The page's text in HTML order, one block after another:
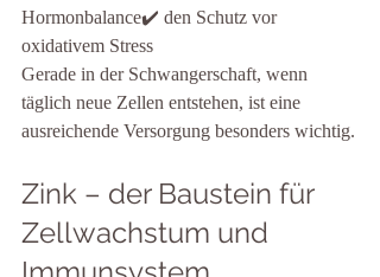
Hormonbalance✔️ den Schutz vor
oxidativem Stress
Gerade in der Schwangerschaft, wenn
täglich neue Zellen entstehen, ist eine
ausreichende Versorgung besonders wichtig.
Zink – der Baustein für
Zellwachstum und